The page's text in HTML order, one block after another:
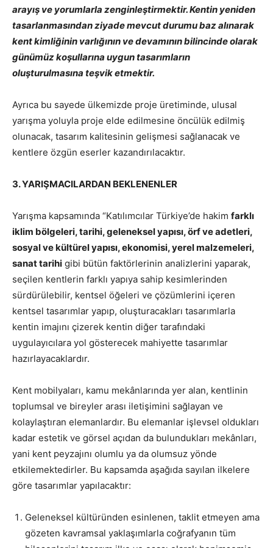
arayış ve yorumlarla zenginleştirmektir. Kentin yeniden
tasarlanmasından ziyade mevcut durumu baz alınarak
kent kimliğinin varlığının ve devamının bilincinde olarak
günümüz koşullarına uygun tasarımların
oluşturulmasına teşvik etmektir.
Ayrıca bu sayede ülkemizde proje üretiminde, ulusal
yarışma yoluyla proje elde edilmesine öncülük edilmiş
olunacak, tasarım kalitesinin gelişmesi sağlanacak ve
kentlere özgün eserler kazandırılacaktır.
3. YARIŞMACILARDAN BEKLENENLER
Yarışma kapsamında “Katılımcılar Türkiye’de hakim farklı
iklim bölgeleri, tarihi, geleneksel yapısı, örf ve adetleri,
sosyal ve kültürel yapısı, ekonomisi, yerel malzemeleri,
sanat tarihi gibi bütün faktörlerinin analizlerini yaparak,
seçilen kentlerin farklı yapıya sahip kesimlerinden
sürdürülebilir, kentsel öğeleri ve çözümlerini içeren
kentsel tasarımlar yapıp, oluşturacakları tasarımlarla
kentin imajını çizerek kentin diğer tarafındaki
uygulayıcılara yol gösterecek mahiyette tasarımlar
hazırlayacaklardır.
Kent mobilyaları, kamu mekânlarında yer alan, kentlinin
toplumsal ve bireyler arası iletişimini sağlayan ve
kolaylaştıran elemanlardır. Bu elemanlar işlevsel oldukları
kadar estetik ve görsel açıdan da bulundukları mekânları,
yani kent peyzajını olumlu ya da olumsuz yönde
etkilemektedirler. Bu kapsamda aşağıda sayılan ilkelere
göre tasarımlar yapılacaktır:
Geleneksel kültüründen esinlenen, taklit etmeyen ama
gözeten kavramsal yaklaşımlarla coğrafyanın tüm